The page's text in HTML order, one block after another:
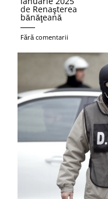
de Renaşterea
bănăţeană
Fără comentarii